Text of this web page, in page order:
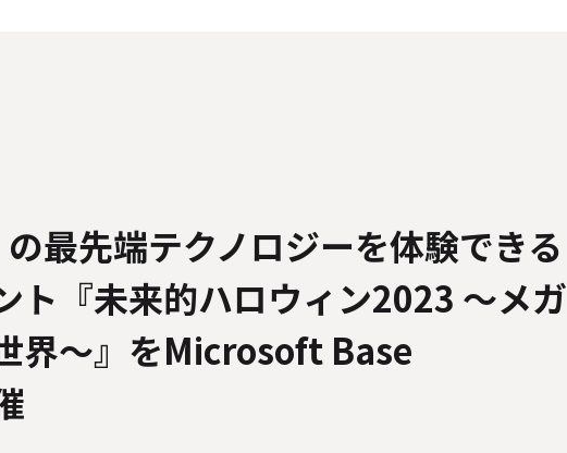
最先端テクノロジーを体験できる
ト『未来的ハロウィン2023 ～メガ
界～』をMicrosoft Base